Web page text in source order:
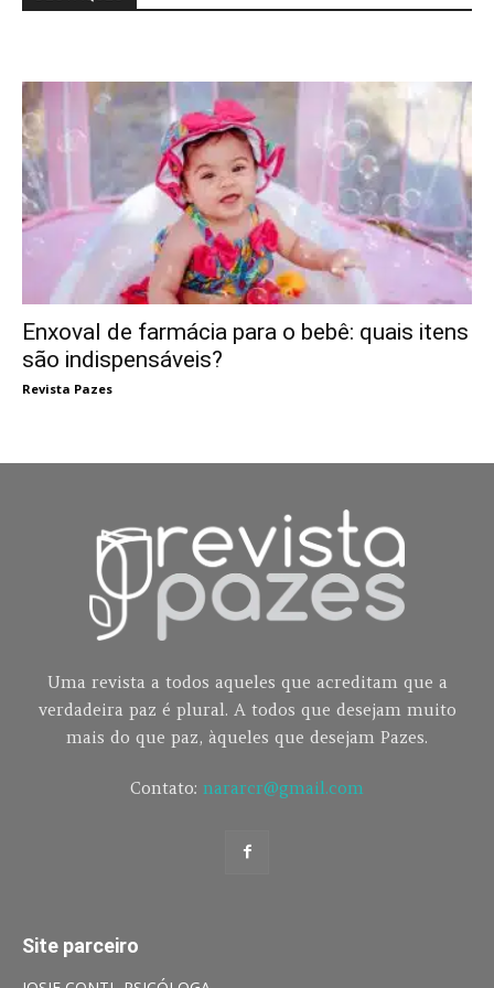
Enxoval de farmácia para o bebê: quais itens
são indispensáveis?
Revista Pazes
Uma revista a todos aqueles que acreditam que a
verdadeira paz é plural. A todos que desejam muito
mais do que paz, àqueles que desejam Pazes.
Contato: nararcr@gmail.com
Site parceiro